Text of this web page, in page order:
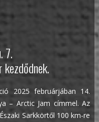
7.
2025 februárjában 14.
– Arctic Jam címmel. Az
Sarkkörtől 100 km-re